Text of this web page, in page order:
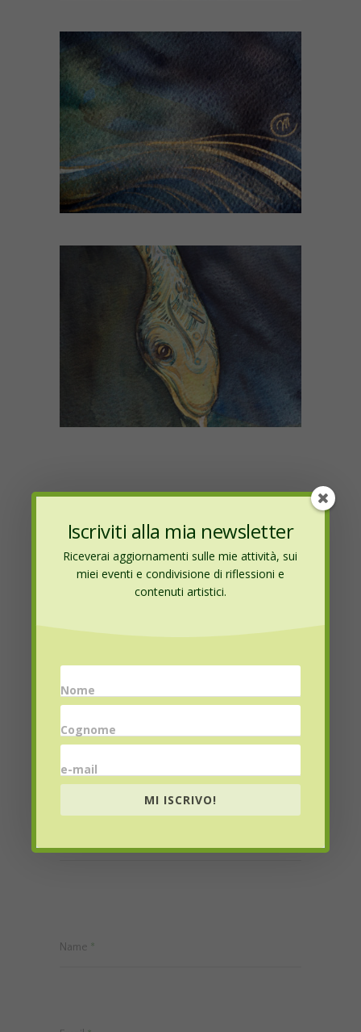
Donna Serpente.
Acquarello su carta Fabriano.
140,00 €
Lascia un commento
Name *
Iscriviti alla mia newsletter
Riceverai aggiornamenti sulle mie attività, sui
miei eventi e condivisione di riflessioni e
contenuti artistici.
Nome
Cognome
e-mail
MI ISCRIVO!